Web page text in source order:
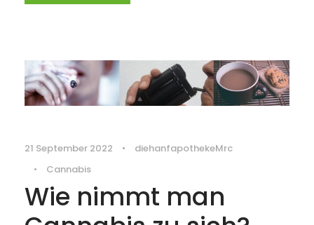
21 September 2022 •
diehanfapothekeMrc
•
Cannabis
Wie nimmt man